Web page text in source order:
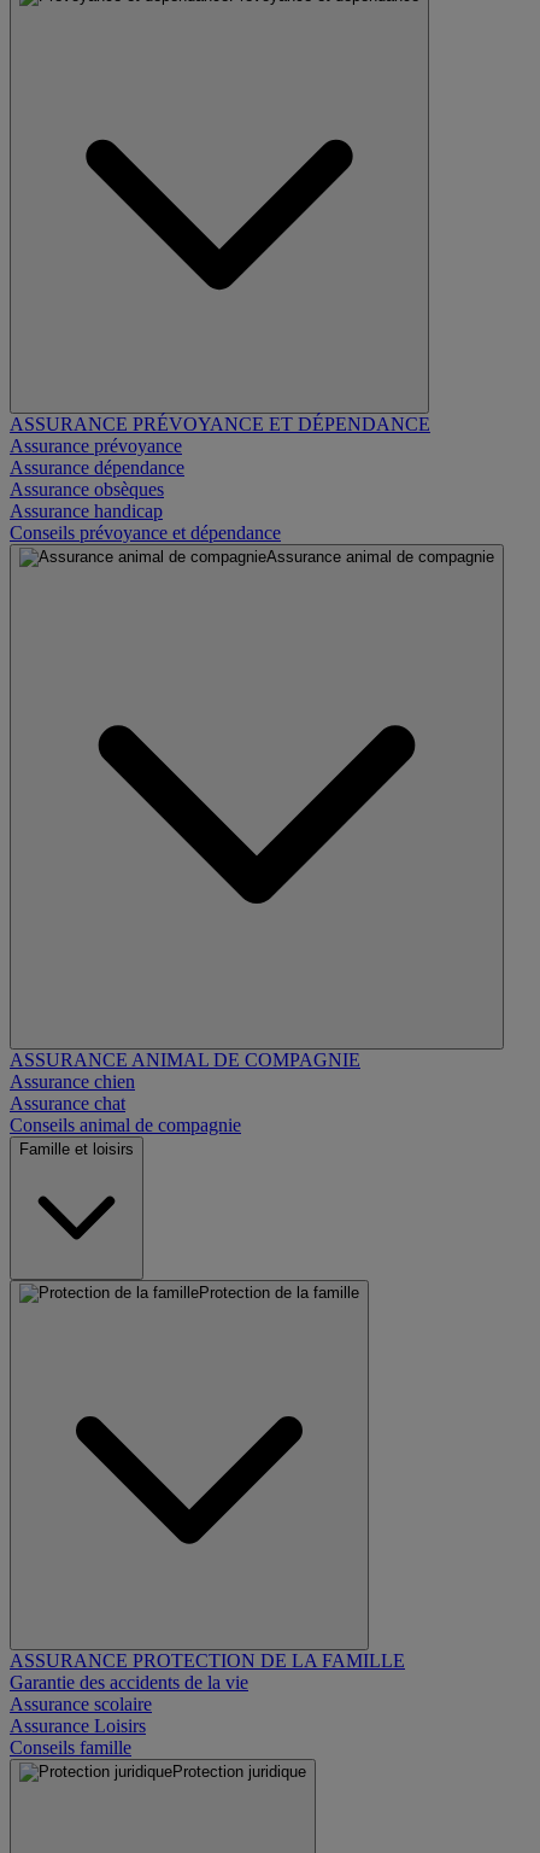
ASSURANCE PRÉVOYANCE ET DÉPENDANCE
Assurance prévoyance
Assurance dépendance
Assurance obsèques
Assurance handicap
Conseils prévoyance et dépendance
Assurance animal de compagnie
ASSURANCE ANIMAL DE COMPAGNIE
Assurance chien
Assurance chat
Conseils animal de compagnie
Famille et loisirs
Protection de la famille
ASSURANCE PROTECTION DE LA FAMILLE
Garantie des accidents de la vie
Assurance scolaire
Assurance Loisirs
Conseils famille
Protection juridique